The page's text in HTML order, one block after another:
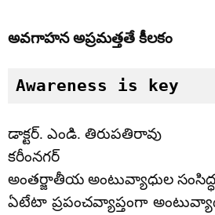
అవగాహన అప్రమత్తతే కీలకం
Awareness is key
డాక్టర్. ఎండి. తిరుపతిరావు
కరీంనగర్
అంతర్జాతీయ అంటువ్యాధుల
ఏటేటా ప్రపంచవ్యాప్తంగా